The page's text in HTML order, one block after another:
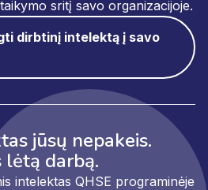
sritį savo organizacijoje.
dirbtinį intelektą į savo
jūsų nepakeis.
lėtą darbą.
intelektas QHSE programinėje